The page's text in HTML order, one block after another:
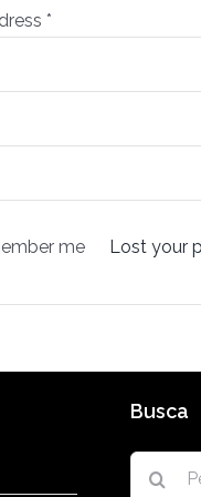
*
me Lost your
Busca